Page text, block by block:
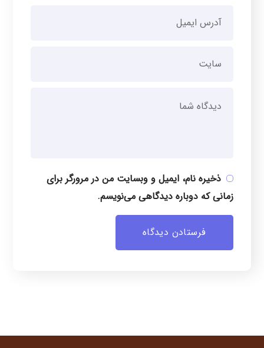
ذخیره نام، ایمیل و وبسایت من در مرورگر برای
زمانی که دوباره دیدگاهی می‌نویسم.